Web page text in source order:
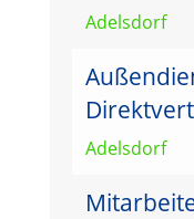
Adelsdorf
Adelsdorf